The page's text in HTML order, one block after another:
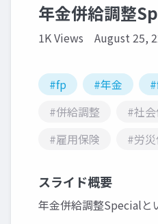
年金併給調整
1K Views August 25,
#fp #年金
#併給調整
#社
#雇用保険
#労
スライド概要
年金併給調整Specialと